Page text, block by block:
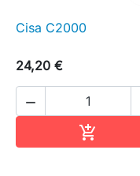
Cisa C2000
24,20 €

